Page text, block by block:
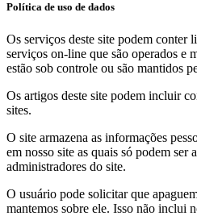
Política de uso de dados
Os serviços deste site podem conter
serviços on-line que são operados e
estão sob controle ou são mantidos
Os artigos deste site podem incluir
sites.
O site armazena as informações
em nosso site as quais só podem ser
administradores do site.
O usuário pode solicitar que
mantemos sobre ele. Isso não inclui